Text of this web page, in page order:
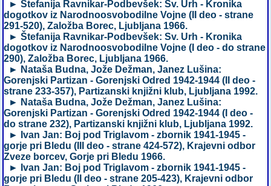
► Štefanija Ravnikar-Podbevšek: Sv. Urh - Kronika
dogotkov iz Narodnoosvobodilne Vojne (II deo - strane
291-520), Založba Borec, Ljubljana 1966.
► Štefanija Ravnikar-Podbevšek: Sv. Urh - Kronika
dogotkov iz Narodnoosvobodilne Vojne (I deo - do strane
290), Založba Borec, Ljubljana 1966.
► Nataša Budna, Jože Dežman, Janez Lušina:
Gorenjski Partizan - Gorenjski Odred 1942-1944 (II deo -
strane 233-357), Partizanski knjižni klub, Ljubljana 1992.
► Nataša Budna, Jože Dežman, Janez Lušina:
Gorenjski Partizan - Gorenjski Odred 1942-1944 (I deo -
do strane 232), Partizanski knjižni klub, Ljubljana 1992.
► Ivan Jan: Boj pod Triglavom - zbornik 1941-1945 -
gorje pri Bledu (III deo - strane 424-572), Krajevni odbor
Zveze borcev, Gorje pri Bledu 1966.
► Ivan Jan: Boj pod Triglavom - zbornik 1941-1945 -
gorje pri Bledu (II deo - strane 205-423), Krajevni odbor